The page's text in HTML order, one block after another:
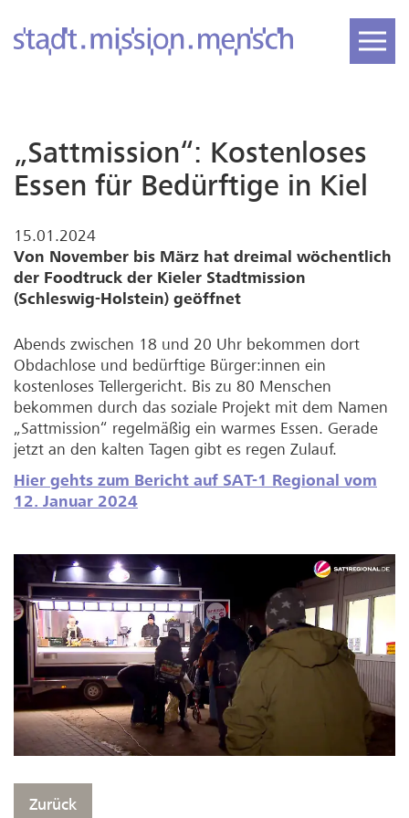
„Sattmission“: Kostenloses
Essen für Bedürftige in Kiel
15.01.2024
Von November bis März hat dreimal wöchentlich
der Foodtruck der Kieler Stadtmission
(Schleswig-Holstein) geöffnet
Abends zwischen 18 und 20 Uhr bekommen dort
Obdachlose und bedürftige Bürger:innen ein
kostenloses Tellergericht. Bis zu 80 Menschen
bekommen durch das soziale Projekt mit dem Namen
„Sattmission“ regelmäßig ein warmes Essen. Gerade
jetzt an den kalten Tagen gibt es regen Zulauf.
Hier gehts zum Bericht auf SAT-1 Regional vom
12. Januar 2024
Zurück